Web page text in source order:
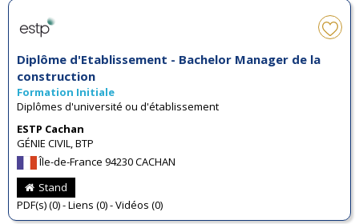
Diplôme d'Etablissement - Bachelor Manager de la
construction
Formation Initiale
Diplômes d'université ou d'établissement
ESTP Cachan
GÉNIE CIVIL, BTP
Île-de-France 94230 CACHAN
Stand
PDF(s) (0) - Liens (0) - Vidéos (0)